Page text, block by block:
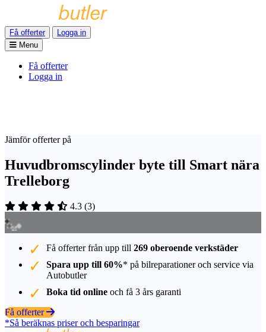
Få offerter
Logga in
Menu
Få offerter
Logga in
Jämför offerter på
Huvudbromscylinder byte till Smart nära
Trelleborg
4.3 (3)
Få offerter från upp till 269 oberoende verkstäder
Spara upp till 60%* på bilreparationer och service via
Autobutler
Boka tid online och få 3 års garanti
Få offerter
*Så beräknas priser och besparingar